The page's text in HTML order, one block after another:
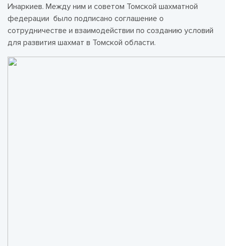
Инаркиев. Между ним и советом Томской шахматной
федерации было подписано соглашение о
сотрудничестве и взаимодействии по созданию условий
для развития шахмат в Томской области.